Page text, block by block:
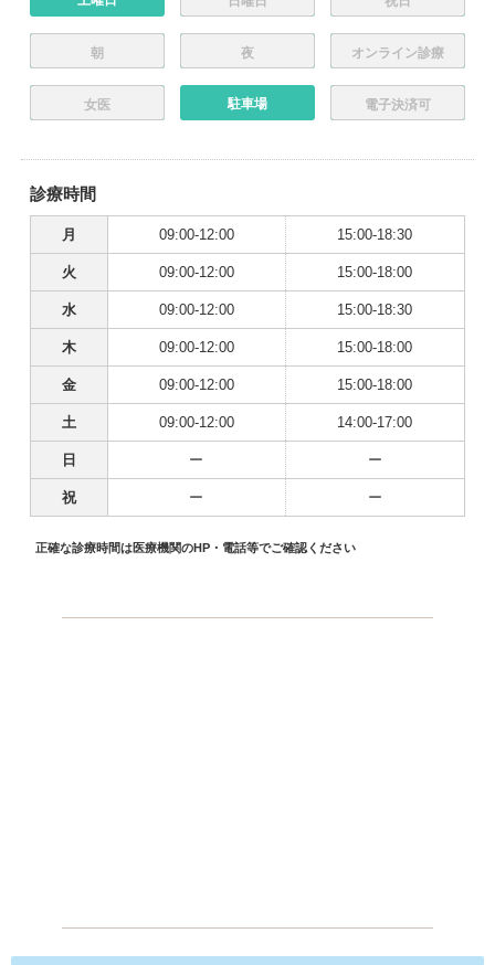
朝 夜 オンライン診療
女医 駐車場 電子決済可
診療時間
月 09:00-12:00 15:00-18:30
火 09:00-12:00 15:00-18:00
水 09:00-12:00 15:00-18:30
木 09:00-12:00 15:00-18:00
金 09:00-12:00 15:00-18:00
土 09:00-12:00 14:00-17:00
日 ー ー
祝 ー ー
正確な診療時間は医療機関のHP・電話等でご確認ください